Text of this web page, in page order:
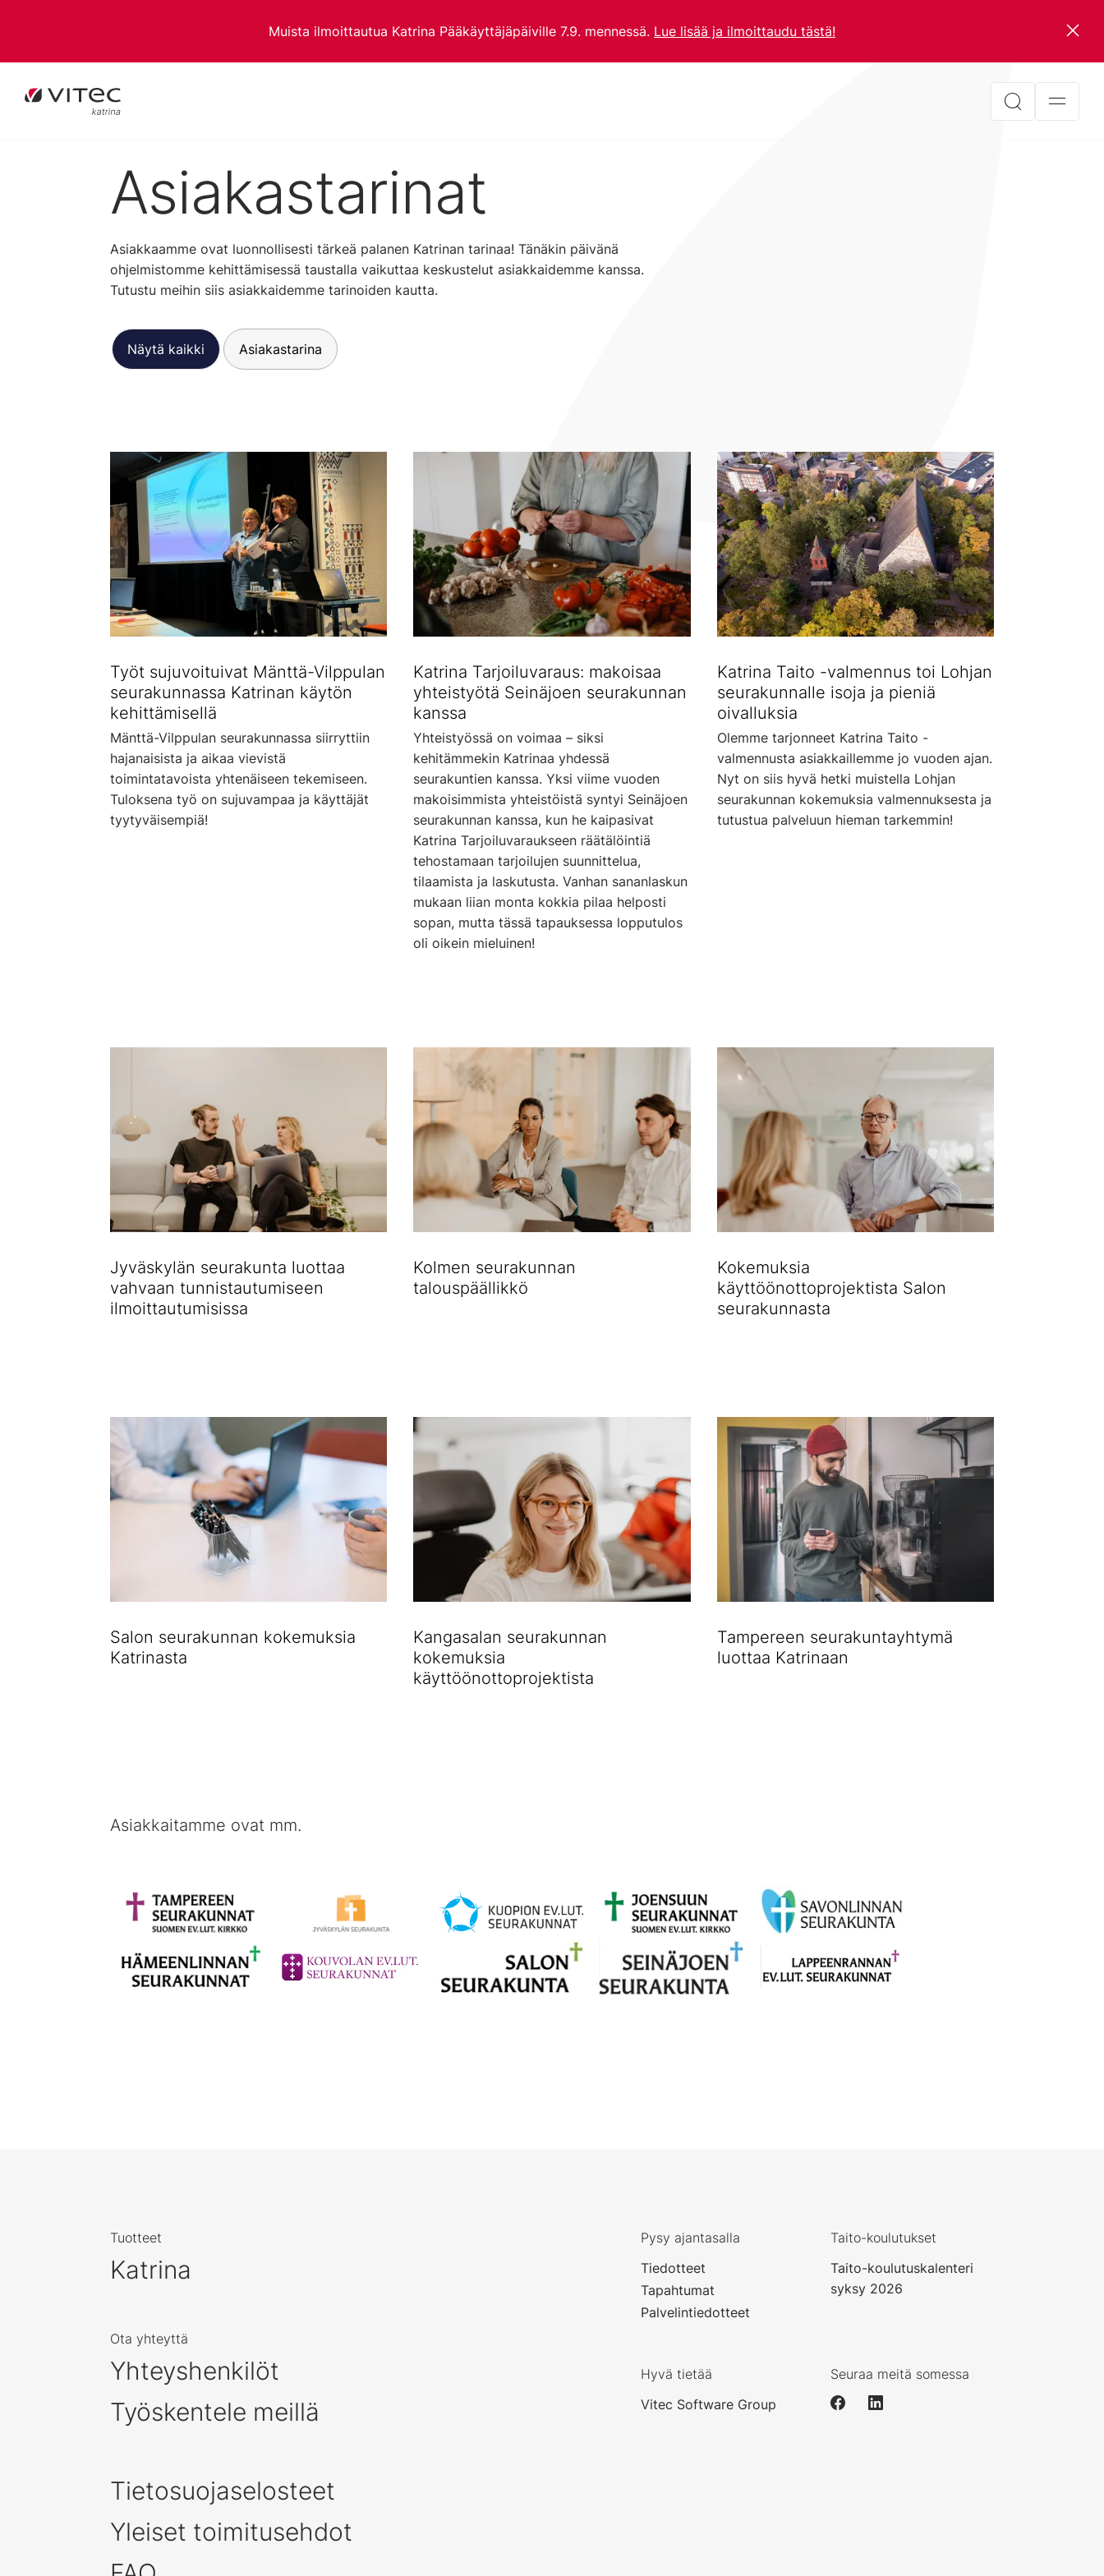
Muista ilmoittautua Katrina Pääkäyttäjäpäiville 7.9. mennessä. Lue lisää ja ilmoittaudu tästä!
Asiakastarinat
Asiakkaamme ovat luonnollisesti tärkeä palanen Katrinan tarinaa! Tänäkin päivänä
ohjelmistomme kehittämisessä taustalla vaikuttaa keskustelut asiakkaidemme kanssa.
Tutustu meihin siis asiakkaidemme tarinoiden kautta.
Näytä kaikki Asiakastarina
Työt sujuvoituivat Mänttä-Vilppulan
seurakunnassa Katrinan käytön
kehittämisellä
Mänttä-Vilppulan seurakunnassa siirryttiin
hajanaisista ja aikaa vievistä
toimintatavoista yhtenäiseen tekemiseen.
Tuloksena työ on sujuvampaa ja käyttäjät
tyytyväisempiä!
Katrina Tarjoiluvaraus: makoisaa
yhteistyötä Seinäjoen seurakunnan
kanssa
Yhteistyössä on voimaa – siksi
kehitämmekin Katrinaa yhdessä
seurakuntien kanssa. Yksi viime vuoden
makoisimmista yhteistöistä syntyi Seinäjoen
seurakunnan kanssa, kun he kaipasivat
Katrina Tarjoiluvaraukseen räätälöintiä
tehostamaan tarjoilujen suunnittelua,
tilaamista ja laskutusta. Vanhan sananlaskun
mukaan liian monta kokkia pilaa helposti
sopan, mutta tässä tapauksessa lopputulos
oli oikein mieluinen!
Katrina Taito -valmennus toi Lohjan
seurakunnalle isoja ja pieniä
oivalluksia
Olemme tarjonneet Katrina Taito -
valmennusta asiakkaillemme jo vuoden ajan.
Nyt on siis hyvä hetki muistella Lohjan
seurakunnan kokemuksia valmennuksesta ja
tutustua palveluun hieman tarkemmin!
Jyväskylän seurakunta luottaa
vahvaan tunnistautumiseen
ilmoittautumisissa
Kolmen seurakunnan
talouspäällikkö
Kokemuksia
käyttöönottoprojektista Salon
seurakunnasta
Salon seurakunnan kokemuksia
Katrinasta
Kangasalan seurakunnan
kokemuksia
käyttöönottoprojektista
Tampereen seurakuntayhtymä
luottaa Katrinaan
Asiakkaitamme ovat mm.
Tuotteet
Katrina
Ota yhteyttä
Yhteyshenkilöt
Työskentele meillä
Tietosuojaselosteet
Yleiset toimitusehdot
Pysy ajantasalla
Tiedotteet
Tapahtumat
Palvelintiedotteet
Taito-koulutukset
Taito-koulutuskalenteri
syksy 2026
Hyvä tietää
Vitec Software Group
Seuraa meitä somessa